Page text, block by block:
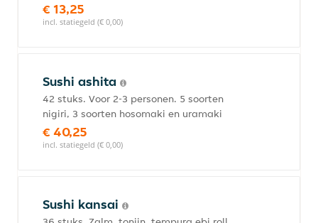
€ 13,25
incl. statiegeld (€ 0,00)
Sushi ashita
42 stuks. Voor 2-3 personen. 5 soorten
nigiri, 3 soorten hosomaki en uramaki
€ 40,25
incl. statiegeld (€ 0,00)
Sushi kansai